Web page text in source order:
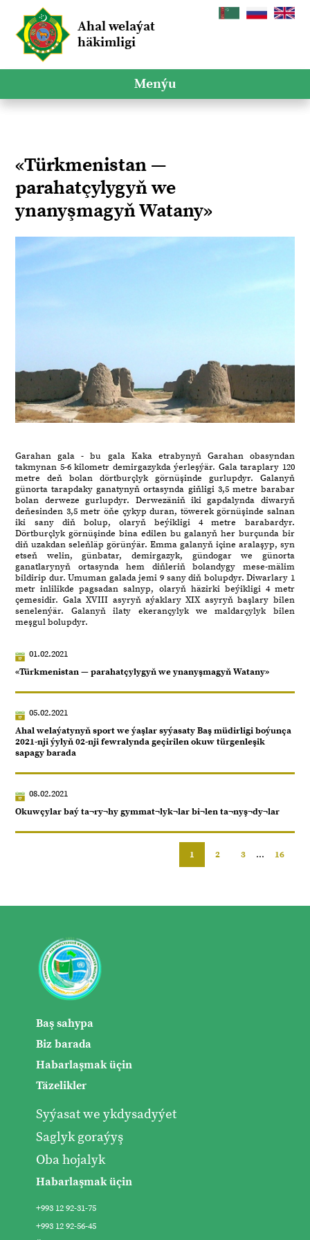
Ahal welaýat
häkimligi
Menýu
«Türkmenistan —
parahatçylygyň we
ynanyşmagyň Watany»
Garahan gala - bu gala Kaka etrabynyň Garahan obasyndan
takmynan 5-6 kilometr demirgazykda ýerleşýär. Gala taraplary 120
metre deň bolan dörtburçlyk görnüşinde gurlupdyr. Galanyň
günorta tarapdaky ganatynyň ortasynda giňligi 3,5 metre barabar
bolan derweze gurlupdyr. Derwezäniň iki gapdalynda diwaryň
deňesinden 3,5 metr öňe çykyp duran, töwerek görnüşinde salnan
iki sany diň bolup, olaryň beýikligi 4 metre barabardyr.
Dörtburçlyk görnüşinde bina edilen bu galanyň her burçunda bir
diň uzakdan seleňläp görünýär. Emma galanyň içine aralaşyp, syn
etseň welin, günbatar, demirgazyk, gündogar we günorta
ganatlarynyň ortasynda hem diňleriň bolandygy mese-mälim
bildirip dur. Umuman galada jemi 9 sany diň bolupdyr. Diwarlary 1
metr inlilikde pagsadan salnyp, olaryň häzirki beýikligi 4 metr
çemesidir. Gala XVIII asyryň aýaklary XIX asyryň başlary bilen
senelenýär. Galanyň ilaty ekerançylyk we maldarçylyk bilen
meşgul bolupdyr.
01.02.2021
«Türkmenistan — parahatçylygyň we ynanyşmagyň Watany»
05.02.2021
Ahal welaýatynyň sport we ýaşlar syýasaty Baş müdirligi boýunça
2021-nji ýylyň 02-nji fewralynda geçirilen okuw türgenleşik
sapagy barada
08.02.2021
Okuwçylar baý ta¬ry¬hy gymmat¬lyk¬lar bi¬len ta¬nyş¬dy¬lar
1 2 3 ... 16
Baş sahypa
Biz barada
Habarlaşmak üçin
Täzelikler
Syýasat we ykdysadyýet
Saglyk goraýyş
Oba hojalyk
Habarlaşmak üçin
+993 12 92-31-75
+993 12 92-56-45